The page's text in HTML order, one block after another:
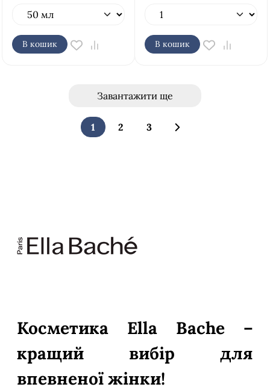
В кошик В кошик
Завантажити ще
1 2 3
Косметика Ella Bache –
кращий вибір для
впевненої жінки!